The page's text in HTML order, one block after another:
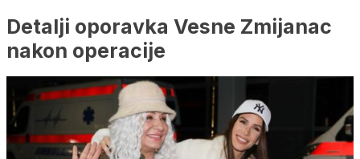
Detalji oporavka Vesne Zmijanac
nakon operacije